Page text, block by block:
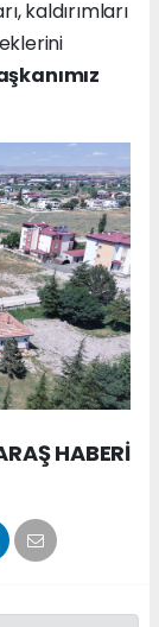
kaldırımları
HABERİ